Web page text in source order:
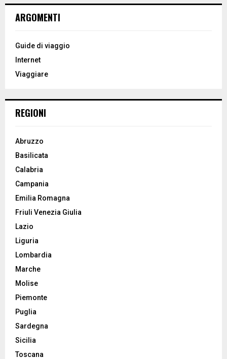
h
o
:
ARGOMENTI
Guide di viaggio
Internet
Viaggiare
REGIONI
Abruzzo
Basilicata
Calabria
Campania
Emilia Romagna
Friuli Venezia Giulia
Lazio
Liguria
Lombardia
Marche
Molise
Piemonte
Puglia
Sardegna
Sicilia
Toscana